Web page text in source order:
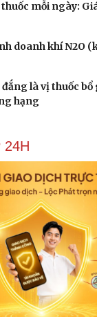
mỗi ngày:
doanh khí N2O
đắng là vị thuốc
hạng
24H